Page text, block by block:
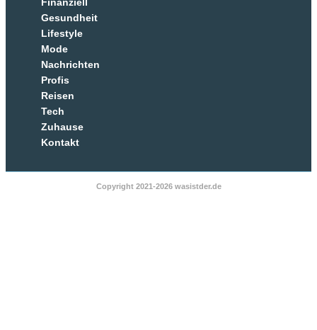
Finanziell
Gesundheit
Lifestyle
Mode
Nachrichten
Profis
Reisen
Tech
Zuhause
Kontakt
Copyright 2021-2026 wasistder.de